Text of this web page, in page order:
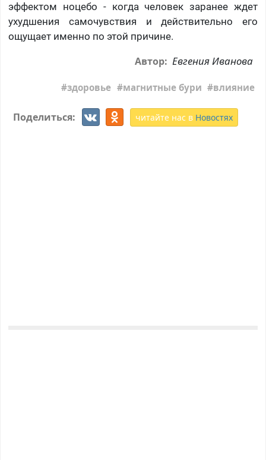
эффектом ноцебо - когда человек заранее ждет
ухудшения самочувствия и действительно его
ощущает именно по этой причине.
Автор: Евгения Иванова
здоровье магнитные бури влияние
Поделиться: читайте нас в Новостях